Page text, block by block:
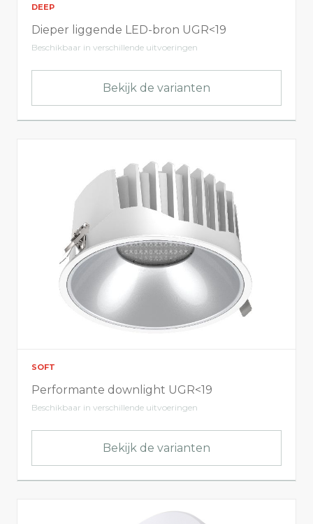
DEEP
Dieper liggende LED-bron UGR<19
Beschikbaar in verschillende uitvoeringen
Bekijk de varianten
SOFT
Performante downlight UGR<19
Beschikbaar in verschillende uitvoeringen
Bekijk de varianten